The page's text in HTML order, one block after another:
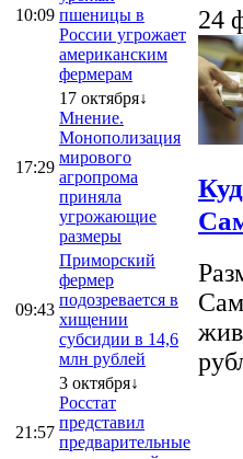
10:09 пшеницы в
России угрожает
американским
фермерам
17:29
17 октября↓
Мнение.
Монополизация
мирового
агропрома
приняла
угрожающие
размеры
09:43
Приморский
фермер
подозревается в
хищении
субсидии в 14,6
млн рублей
21:57
3 октября↓
Росстат
представил
предварительные
24